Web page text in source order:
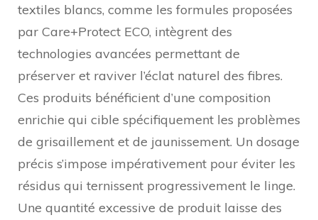
textiles blancs, comme les formules proposées
par Care+Protect ECO, intègrent des
technologies avancées permettant de
préserver et raviver l’éclat naturel des fibres.
Ces produits bénéficient d’une composition
enrichie qui cible spécifiquement les problèmes
de grisaillement et de jaunissement. Un dosage
précis s’impose impérativement pour éviter les
résidus qui ternissent progressivement le linge.
Une quantité excessive de produit laisse des